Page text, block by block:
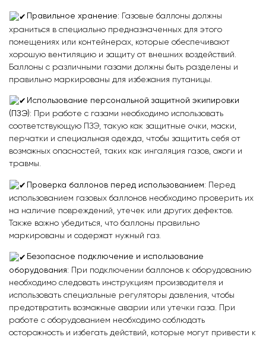
Правильное хранение: Газовые баллоны должны
храниться в специально предназначенных для этого
помещениях или контейнерах, которые обеспечивают
хорошую вентиляцию и защиту от внешних воздействий.
Баллоны с различными газами должны быть разделены и
правильно маркированы для избежания путаницы.
Использование персональной защитной экипировки
(ПЗЭ): При работе с газами необходимо использовать
соответствующую ПЗЭ, такую как защитные очки, маски,
перчатки и специальная одежда, чтобы защитить себя от
возможных опасностей, таких как ингаляция газов, ожоги и
травмы.
Проверка баллонов перед использованием: Перед
использованием газовых баллонов необходимо проверить их
на наличие повреждений, утечек или других дефектов.
Также важно убедиться, что баллоны правильно
маркированы и содержат нужный газ.
Безопасное подключение и использование
оборудования: При подключении баллонов к оборудованию
необходимо следовать инструкциям производителя и
использовать специальные регуляторы давления, чтобы
предотвратить возможные аварии или утечки газа. При
работе с оборудованием необходимо соблюдать
осторожность и избегать действий, которые могут привести к